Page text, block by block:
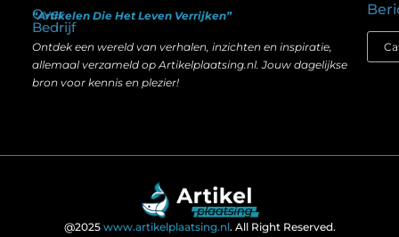
Over
Bedrijf
“Artikelen Die Het Leven Verrijken”
Ontdek een wereld van verhalen, inzichten en inspiratie,
allemaal verzameld op Artikelplaatsing.nl. Jouw dagelijkse
bron voor kennis en plezier!
@2025 www.artikelplaatsing.nl. All Right Reserved.